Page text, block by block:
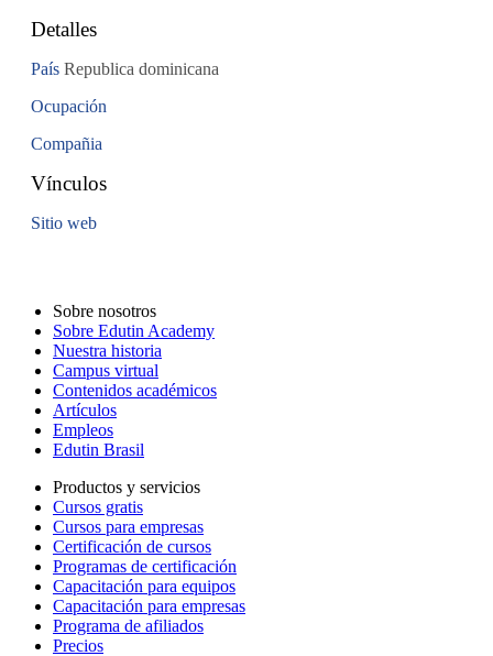
Detalles
País Republica dominicana
Ocupación
Compañia
Vínculos
Sitio web
Sobre nosotros
Sobre Edutin Academy
Nuestra historia
Campus virtual
Contenidos académicos
Artículos
Empleos
Edutin Brasil
Productos y servicios
Cursos gratis
Cursos para empresas
Certificación de cursos
Programas de certificación
Capacitación para equipos
Capacitación para empresas
Programa de afiliados
Precios